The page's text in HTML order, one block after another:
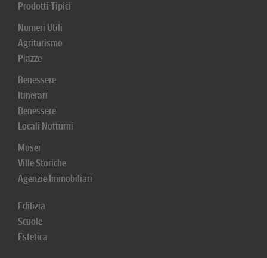
Prodotti Tipici
Numeri Utili
Agriturismo
Piazze
Benessere
Itinerari
Benessere
Locali Notturni
Musei
Ville Storiche
Agenzie Immobiliari
Edilizia
Scuole
Estetica